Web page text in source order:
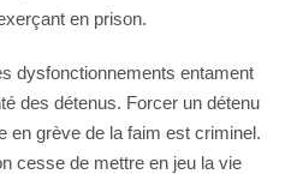
en prison.
dysfonctionnements entament
des détenus. Forcer un détenu
en grève de la faim est criminel.
cesse de mettre en jeu la vie